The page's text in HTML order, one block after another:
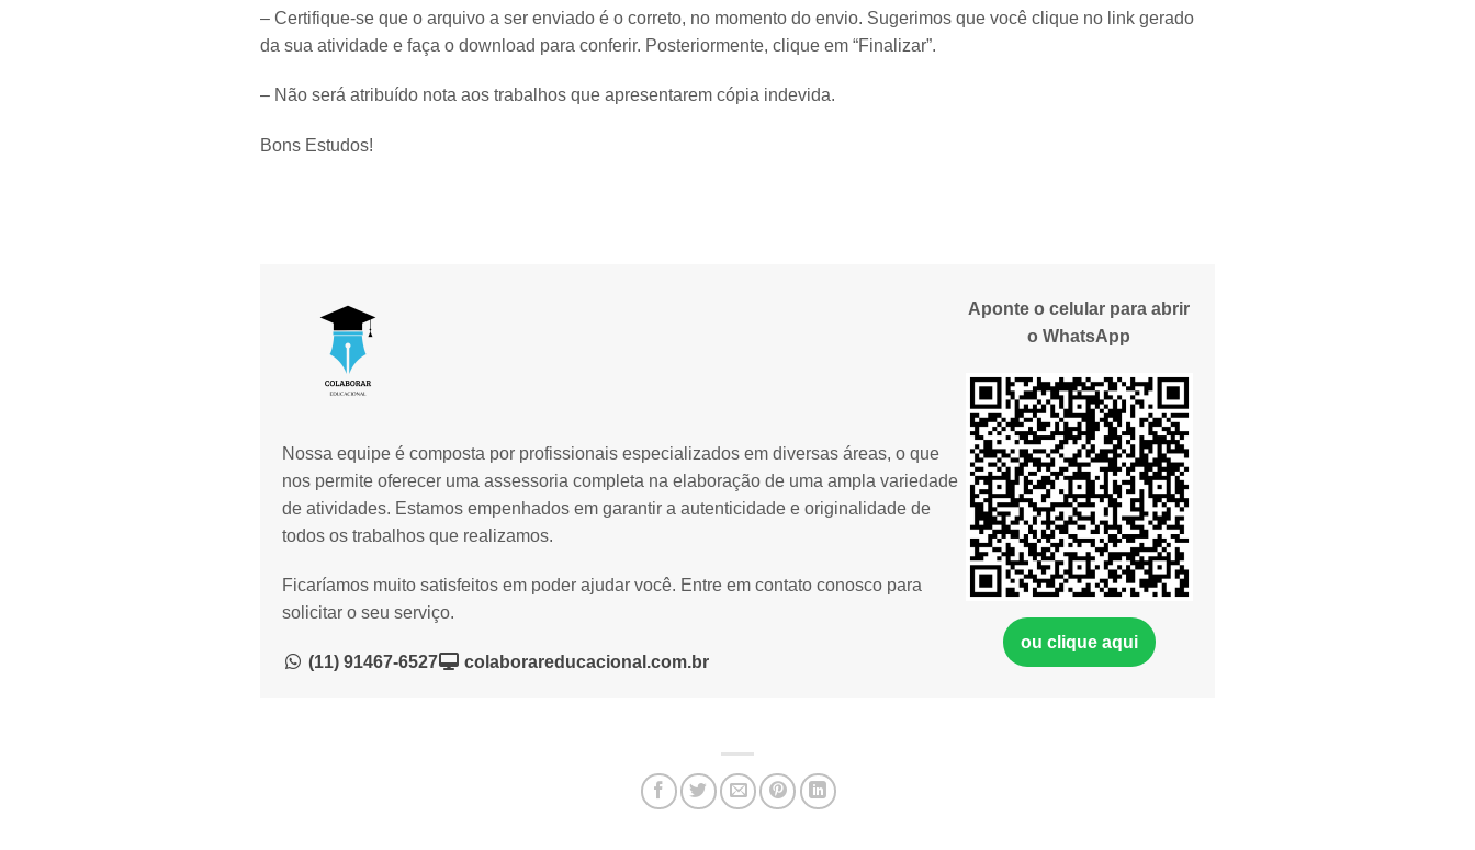
– Certifique-se que o arquivo a ser enviado é o correto, no momento do envio. Sugerimos que você clique no link gerado
da sua atividade e faça o download para conferir. Posteriormente, clique em “Finalizar”.
– Não será atribuído nota aos trabalhos que apresentarem cópia indevida.
Bons Estudos!
Nossa equipe é composta por profissionais especializados em diversas áreas, o que
nos permite oferecer uma assessoria completa na elaboração de uma ampla variedade
de atividades. Estamos empenhados em garantir a autenticidade e originalidade de
todos os trabalhos que realizamos.
Ficaríamos muito satisfeitos em poder ajudar você. Entre em contato conosco para
solicitar o seu serviço.
(11) 91467-6527 colaborareducacional.com.br
Aponte o celular para abrir
o WhatsApp
ou clique aqui